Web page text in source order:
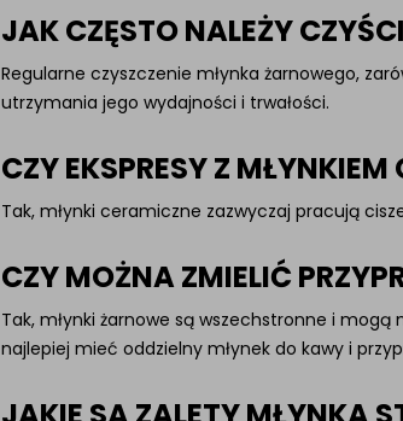
JAK CZĘSTO NALEŻY
Regularne czyszczenie młynka żarnowego,
utrzymania jego wydajności i trwałości.
CZY EKSPRESY Z
Tak, młynki ceramiczne zazwyczaj pracują
CZY MOŻNA ZMIELIĆ
Tak, młynki żarnowe są wszechstronne i
najlepiej mieć oddzielny młynek do kawy i